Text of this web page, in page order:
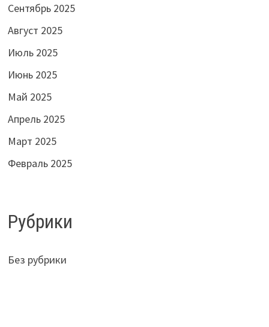
Сентябрь 2025
Август 2025
Июль 2025
Июнь 2025
Май 2025
Апрель 2025
Март 2025
Февраль 2025
Рубрики
Без рубрики